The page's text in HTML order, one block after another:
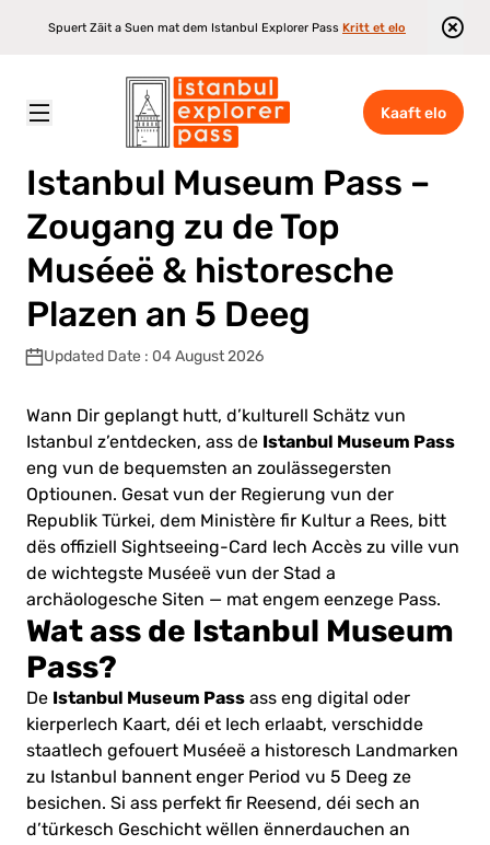
Spuert Zäit a Suen mat dem Istanbul Explorer Pass Kritt et elo
Kaaft elo
Istanbul Explorer Pass \ Blog \ Istanbul Museum Pass – Zougang zu de Top Muséeë & historesche Plazen an 5 Deeg
Istanbul Museum Pass –
Zougang zu de Top
Muséeë & historesche
Plazen an 5 Deeg
Updated Date : 04 August 2026
Wann Dir geplangt hutt, d’kulturell Schätz vun
Istanbul z’entdecken, ass de Istanbul Museum Pass
eng vun de bequemsten an zoulässegersten
Optiounen. Gesat vun der Regierung vun der
Republik Türkei, dem Ministère fir Kultur a Rees, bitt
dës offiziell Sightseeing-Card Iech Accès zu ville vun
de wichtegste Muséeë vun der Stad a
archäologesche Siten — mat engem eenzege Pass.
Wat ass de Istanbul Museum
Pass?
De Istanbul Museum Pass ass eng digital oder
kierperlech Kaart, déi et Iech erlaabt, verschidde
staatlech gefouert Muséeë a historesch Landmarken
zu Istanbul bannent enger Period vu 5 Deeg ze
besichen. Si ass perfekt fir Reesend, déi sech an
d’türkesch Geschicht wëllen ënnerdauchen an